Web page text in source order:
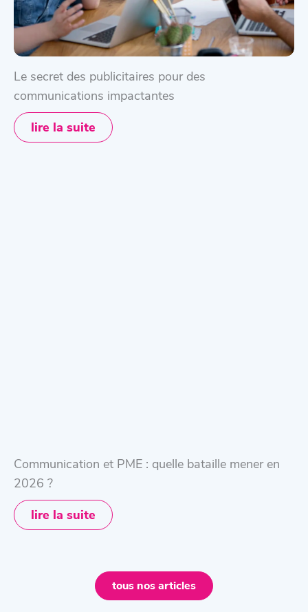
Le secret des publicitaires pour des
communications impactantes
lire la suite
Communication et PME : quelle bataille mener en
2026 ?
lire la suite
tous nos articles